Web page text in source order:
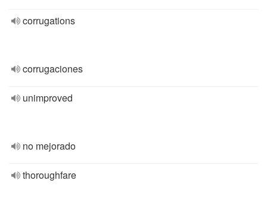
corrugations
corrugaciones
unimproved
no mejorado
thoroughfare